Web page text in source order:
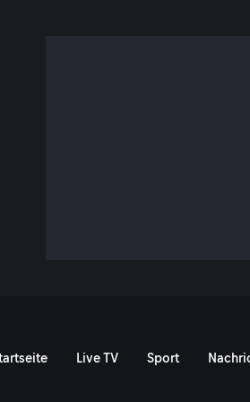
Live TV Sport
Conference